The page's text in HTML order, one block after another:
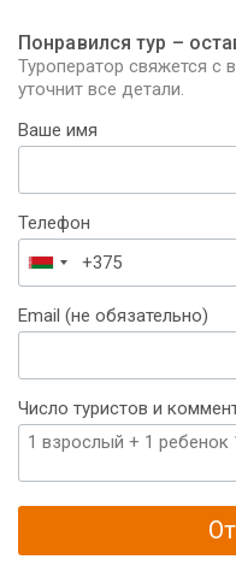
Понравился тур –
Туроператор свяжется с
уточнит все детали.
Ваше имя
Телефон
Беларусь
+375
Email (не обязательно)
Число туристов и